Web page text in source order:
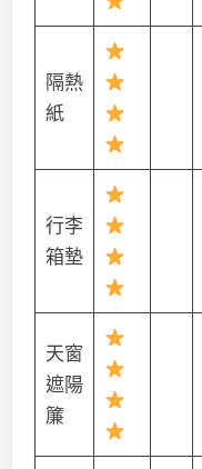
隔熱
紙
行李
箱墊
天窗
遮陽
簾